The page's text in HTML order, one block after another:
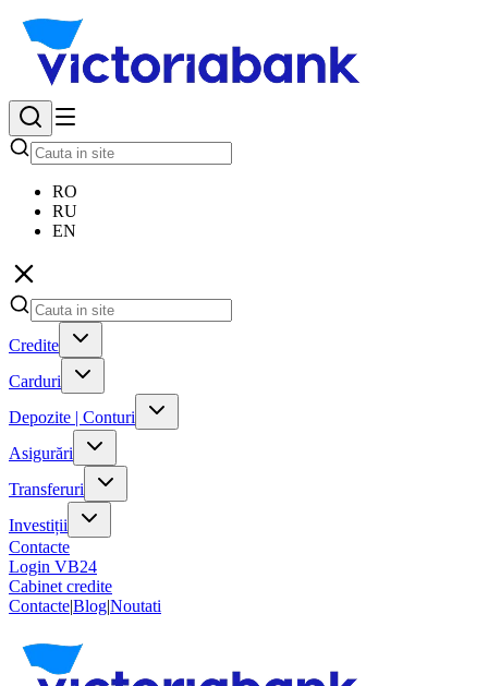
RO
RU
EN
Credite
Carduri
Depozite | Conturi
Asigurări
Transferuri
Investiții
Contacte
Login VB24
Cabinet credite
Contacte|Blog|Noutati